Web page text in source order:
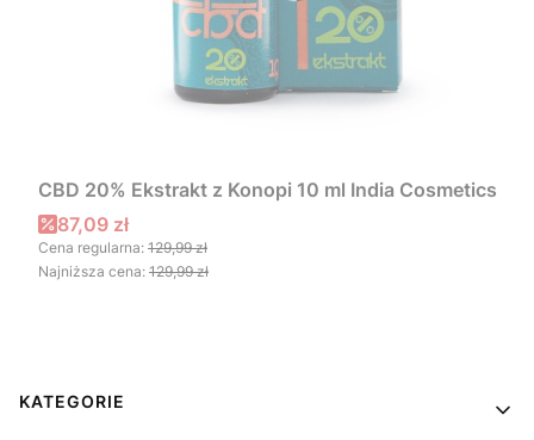
CBD 20% Ekstrakt z Konopi 10 ml India Cosmetics
Cena promocyjna
87,09 zł
Cena regularna: 129,99 zł
Najniższa cena: 129,99 zł
Linki w stopce
KATEGORIE